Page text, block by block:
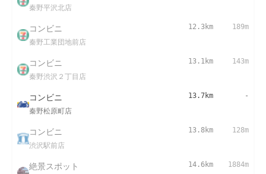
秦野平沢北店
コンビニ
秦野工業団地前店
12.3km 189m
コンビニ
秦野渋沢２丁目店
13.1km 143m
コンビニ
秦野松原町店
13.7km -
コンビニ
渋沢駅前店
13.8km 128m
絶景スポット 14.6km 1884m